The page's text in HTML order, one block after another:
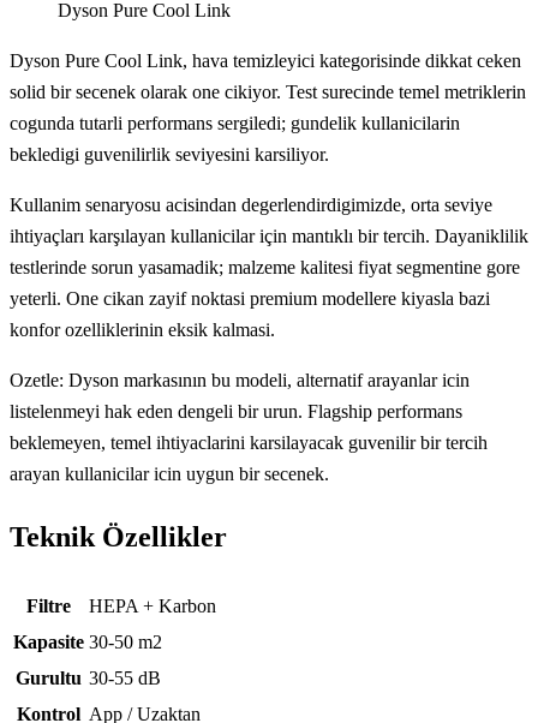
Dyson Pure Cool Link
Dyson Pure Cool Link, hava temizleyici kategorisinde dikkat ceken
solid bir secenek olarak one cikiyor. Test surecinde temel metriklerin
cogunda tutarli performans sergiledi; gundelik kullanicilarin
bekledigi guvenilirlik seviyesini karsiliyor.
Kullanim senaryosu acisindan degerlendirdigimizde, orta seviye
ihtiyaçları karşılayan kullanicilar için mantıklı bir tercih. Dayaniklilik
testlerinde sorun yasamadik; malzeme kalitesi fiyat segmentine gore
yeterli. One cikan zayif noktasi premium modellere kiyasla bazi
konfor ozelliklerinin eksik kalmasi.
Ozetle: Dyson markasının bu modeli, alternatif arayanlar icin
listelenmeyi hak eden dengeli bir urun. Flagship performans
beklemeyen, temel ihtiyaclarini karsilayacak guvenilir bir tercih
arayan kullanicilar icin uygun bir secenek.
Teknik Özellikler
Teknik özellikler
Filtre
HEPA + Karbon
Kapasite 30-50 m2
Gurultu 30-55 dB
Kontrol App / Uzaktan